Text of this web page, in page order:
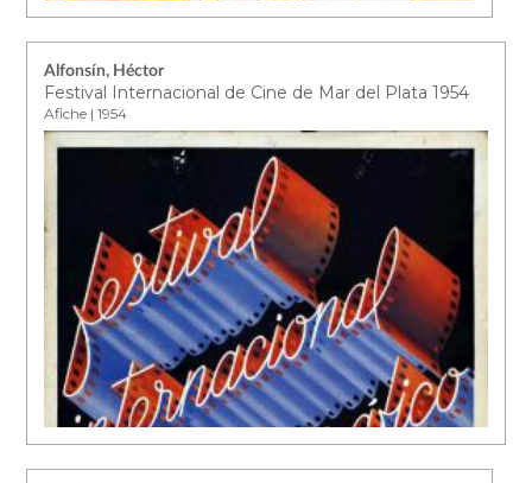
Alfonsín, Héctor
Festival Internacional de Cine de Mar del Plata 1954
Afiche | 1954